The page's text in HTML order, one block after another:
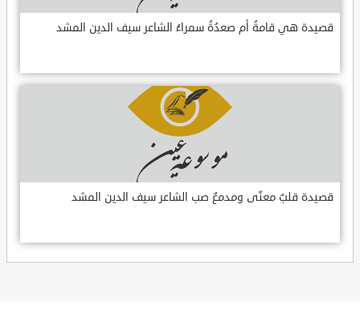
قصيدة هي قامةُ أم صعدُةُ سمراءُ الشاعر سيف الدين المشد
قصيدة قلبٌ معنّى ومدمعٌ صب الشاعر سيف الدين المشد